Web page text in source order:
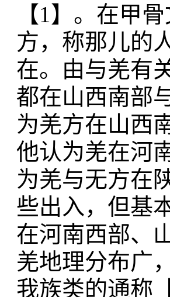
【1】。在甲
方，称那儿的
在。由与羌有
都在山西南部
为羌方在山西
他认为羌在河
为羌与无方在
些出入，但基
在河南西部、
羌地理分布广
我族类的通称